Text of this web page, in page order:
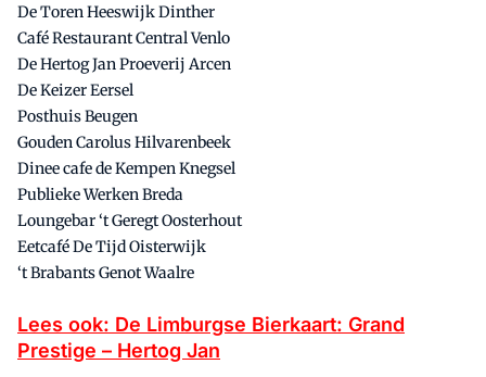
De Toren Heeswijk Dinther
Café Restaurant Central Venlo
De Hertog Jan Proeverij Arcen
De Keizer Eersel
Posthuis Beugen
Gouden Carolus Hilvarenbeek
Dinee cafe de Kempen Knegsel
Publieke Werken Breda
Loungebar ‘t Geregt Oosterhout
Eetcafé De Tijd Oisterwijk
‘t Brabants Genot Waalre
Lees ook: De Limburgse Bierkaart: Grand
Prestige – Hertog Jan